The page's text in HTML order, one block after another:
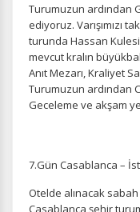
Turumuzun ardından
ediyoruz. Varışımızı
turunda Hassan Kulesi
mevcut kralın
Anıt Mezarı, Kraliyet
Turumuzun ardından
Geceleme ve akşam
7.Gün Casablanca –
Otelde alınacak sabah
Casablanca şehir